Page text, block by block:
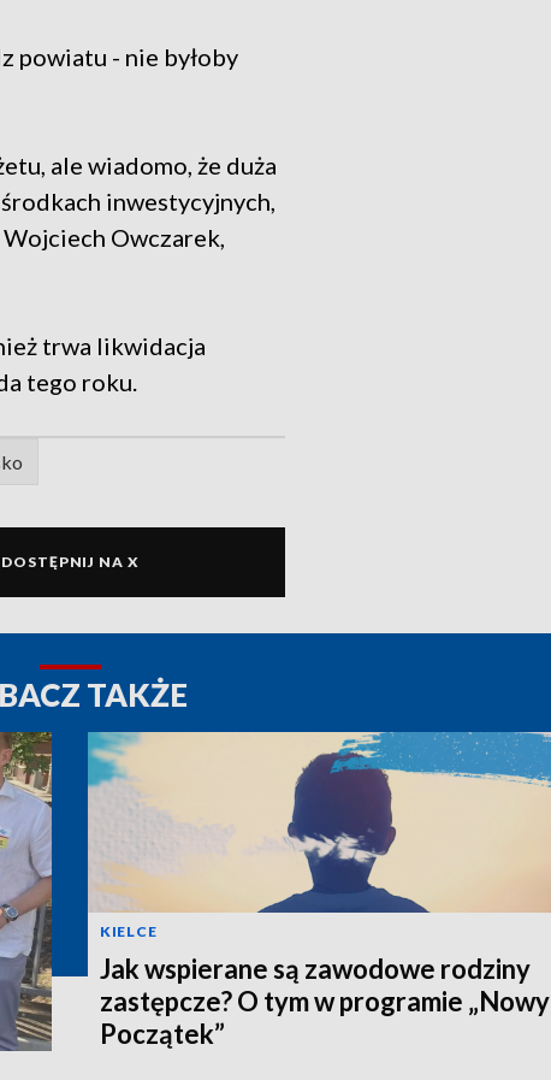
powiatu - nie byłoby
ale wiadomo, że duża
inwestycyjnych,
Owczarek,
trwa likwidacja
tego roku.
NA X
TAKŻE
KIELCE
Jak wspierane są zawodowe rodziny
zastępcze? O tym w programie „Nowy
Początek”